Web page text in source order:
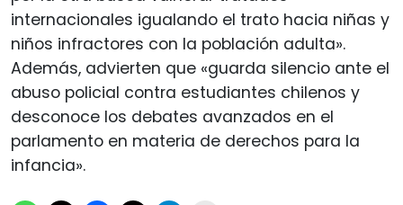
internacionales igualando el trato hacia niñas y
niños infractores con la población adulta».
Además, advierten que «guarda silencio ante el
abuso policial contra estudiantes chilenos y
desconoce los debates avanzados en el
parlamento en materia de derechos para la
infancia».